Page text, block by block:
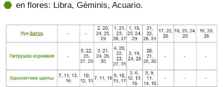
en flores: Libra, Géminis, Acuario.